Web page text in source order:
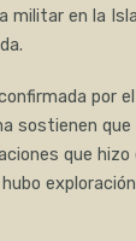
militar en la Isla
por el
sostienen que
que hizo
exploración